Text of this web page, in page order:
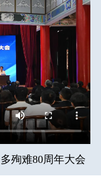
殉难80周年大会